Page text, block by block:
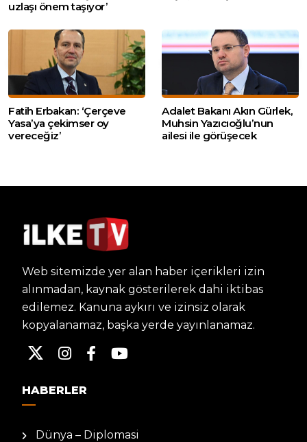
uzlaşı önem taşıyor’
Fatih Erbakan: ‘Çerçeve
Yasa’ya çekimser oy
vereceğiz’
Adalet Bakanı Akın Gürlek,
Muhsin Yazıcıoğlu’nun
ailesi ile görüşecek
Web sitemizde yer alan haber içerikleri izin
alınmadan, kaynak gösterilerek dahi iktibas
edilemez. Kanuna aykırı ve izinsiz olarak
kopyalanamaz, başka yerde yayınlanamaz.
HABERLER
Dünya – Diplomasi